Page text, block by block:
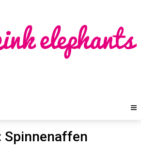
Spinnenaffen